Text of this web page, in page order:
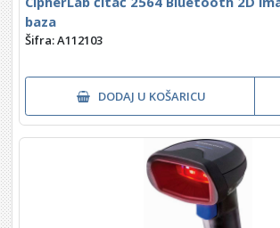
baza
Šifra: A112103
DODAJ U KOŠARICU